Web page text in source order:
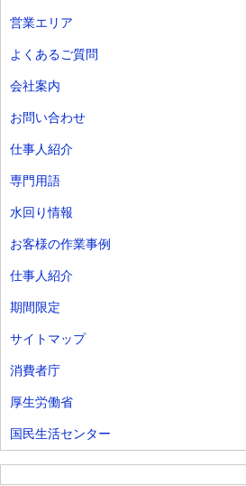
営業エリア
よくあるご質問
会社案内
お問い合わせ
仕事人紹介
専門用語
水回り情報
お客様の作業事例
仕事人紹介
期間限定
サイトマップ
消費者庁
厚生労働省
国民生活センター